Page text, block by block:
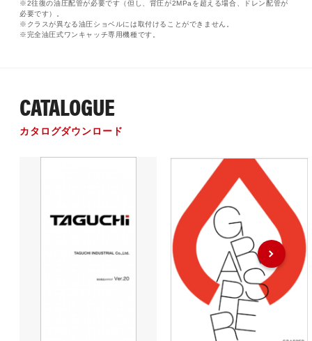
※2往復の油圧配管が必要です（但し、背圧が2MPaを超える場合、ドレン配管が
必要です）。
※クラスが異なる油圧ショベルには取付けることができません。
※完全油圧式ワンキャッチ専用機種です。
CATALOGUE
カタログダウンロード